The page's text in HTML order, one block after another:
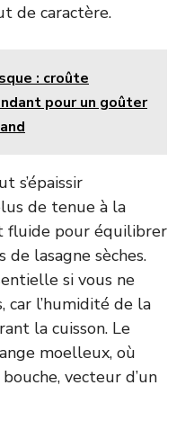
de caractère.
: croûte
pour un goûter
s’épaissir
de tenue à la
fluide pour équilibrer
de lasagne sèches.
si vous ne
car l’humidité de la
la cuisson. Le
moelleux, où
vecteur d’un